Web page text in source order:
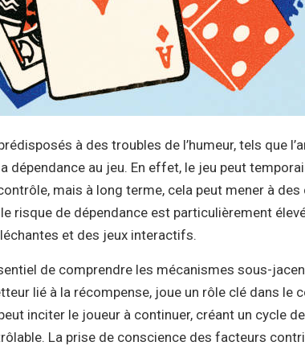
à des troubles de l’humeur, tels que
dépendance au jeu. En effet, le jeu peut
mais à long terme, cela peut mener à
risque de dépendance est particulièrement
et des jeux interactifs.
de comprendre les mécanismes sous-
lié à la récompense, joue un rôle clé dans le
inciter le joueur à continuer, créant un cycle
La prise de conscience des facteurs